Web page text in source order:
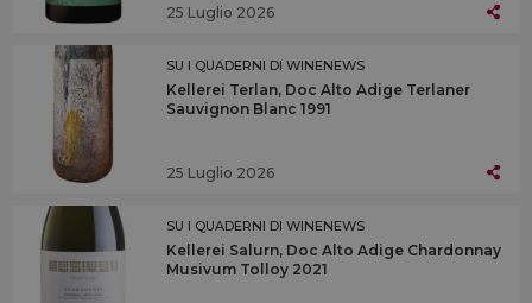
25 Luglio 2026
SU I QUADERNI DI WINENEWS
Kellerei Terlan, Doc Alto Adige Terlaner
Sauvignon Blanc 1991
25 Luglio 2026
SU I QUADERNI DI WINENEWS
Kellerei Salurn, Doc Alto Adige Chardonnay
Musivum Tolloy 2021